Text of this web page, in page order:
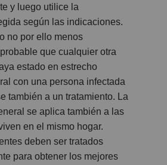
y luego utilice la
según las indicaciones.
no por ello menos
que cualquier otra
estado en estrecho
con una persona infectada
también a un tratamiento. La
se aplica también a las
en el mismo hogar.
deben ser tratados
para obtener los mejores